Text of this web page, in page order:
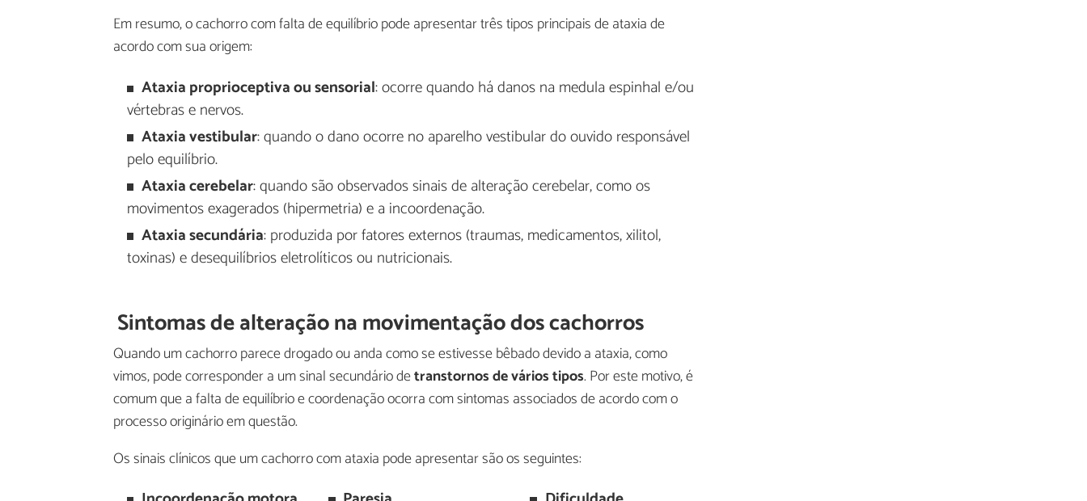
Em resumo, o cachorro com falta de equilíbrio pode apresentar três tipos principais de ataxia de
acordo com sua origem:
Ataxia proprioceptiva ou sensorial: ocorre quando há danos na medula espinhal e/ou
vértebras e nervos.
Ataxia vestibular: quando o dano ocorre no aparelho vestibular do ouvido responsável
pelo equilíbrio.
Ataxia cerebelar: quando são observados sinais de alteração cerebelar, como os
movimentos exagerados (hipermetria) e a incoordenação.
Ataxia secundária: produzida por fatores externos (traumas, medicamentos, xilitol,
toxinas) e desequilíbrios eletrolíticos ou nutricionais.
Sintomas de alteração na movimentação dos cachorros
Quando um cachorro parece drogado ou anda como se estivesse bêbado devido a ataxia, como
vimos, pode corresponder a um sinal secundário detranstornos de vários tipos. Por este motivo, é
comum que a falta de equilíbrio e coordenação ocorra com sintomas associados de acordo com o
processo originário em questão.
Os sinais clínicos que um cachorro com ataxia pode apresentar são os seguintes: